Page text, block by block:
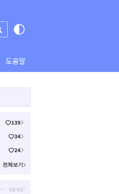
도움말
139
34
24
전체보기
상품 커뮤니티 링크와 실제 상품 링크를 선택해서 들어갈 수 있으면 좋을거 같아요! 08-03